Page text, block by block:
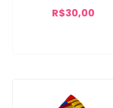
R$30,00